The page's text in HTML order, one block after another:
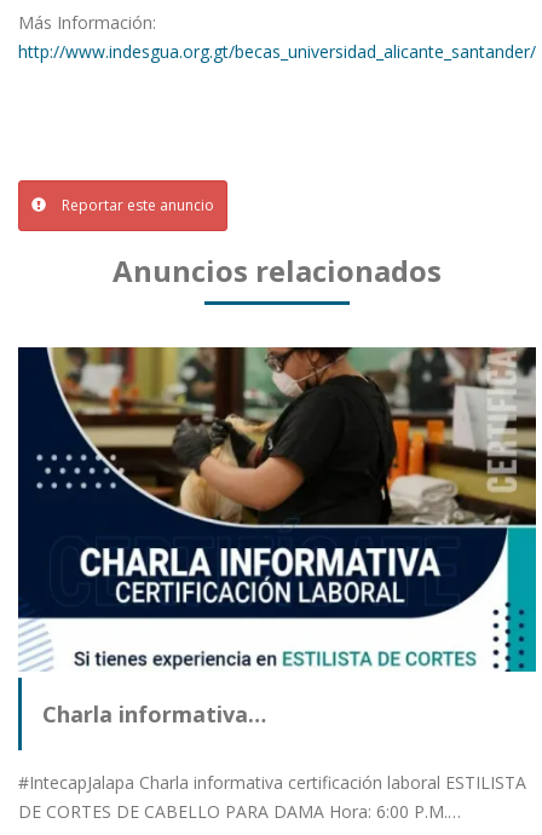
Más Información:
http://www.indesgua.org.gt/becas_universidad_alicante_santander/
Reportar este anuncio
Anuncios relacionados
Charla informativa…
#IntecapJalapa Charla informativa certificación laboral ESTILISTA
DE CORTES DE CABELLO PARA DAMA Hora: 6:00 P.M.…